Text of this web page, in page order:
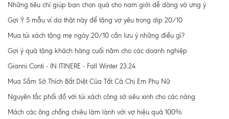
Những tiêu chí giúp bạn chọn quà cho nam giới dễ dàng và ưng ý
Gợi Ý 5 mẫu ví da thật này để tặng vợ yêu trong dịp 20/10
Mua túi xách tặng mẹ ngày 20/10 cần lưu ý những điều gì?
Gợi ý quà tặng khách hàng cuối năm cho các doanh nghiệp
Gianni Conti - IN ITINERE - Fall Winter 23.24
Mua Sắm Sở Thích Bất Diệt Của Tất Cả Chị Em Phụ Nữ
Nguyên tắc phối đồ với túi xách công sở siêu xinh cho các nàng
Mách các ông chồng chiêu làm lành với vợ hiệu quả 100%